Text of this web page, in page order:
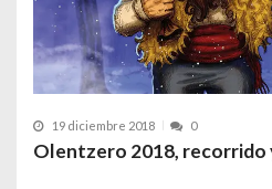
19 diciembre 2018 0
Olentzero 2018, recorrido